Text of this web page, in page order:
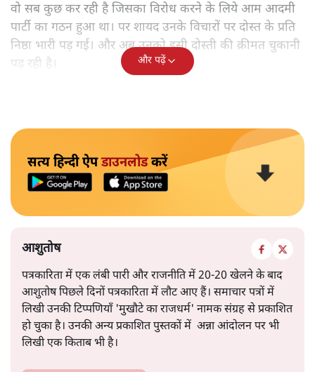
वो सब कुछ कर रही है जिसका विरोध करने के लिये आम आदमी
पार्टी का गठन हुआ था। पर शायद उनके विचारों पर दोस्त के प्रति
निष्ठा भारी पड़ गई। और अब उनको इसी दोस्ती की क़ीमत चुकानी
पड़ रही है।
और पढ़ें
सत्य हिन्दी ऐपडाउनलोडकरें
आशुतोष
पत्रकारिता में एक लंबी पारी और राजनीति में 20-20 खेलने के बाद
आशुतोष पिछले दिनों पत्रकारिता में लौट आए हैं। समाचार पत्रों में
लिखी उनकी टिप्पणियाँ 'मुखौटे का राजधर्म' नामक संग्रह से प्रकाशित
हो चुका है। उनकी अन्य प्रकाशित पुस्तकों में अन्ना आंदोलन पर भी
लिखी एक किताब भी है।